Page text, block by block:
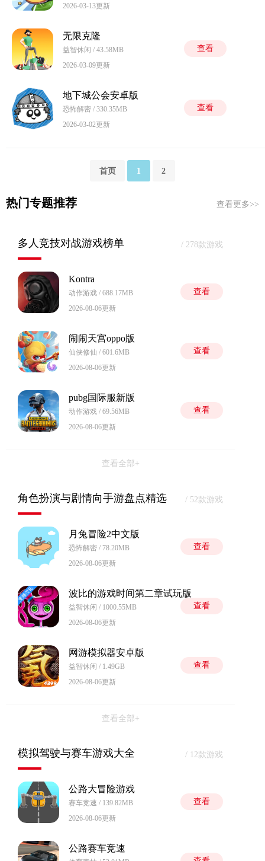
2026-03-13更新
无限克隆
益智休闲 / 43.58MB
2026-03-09更新
查看
地下城公会安卓版
恐怖解密 / 330.35MB
2026-03-02更新
查看
首页 1 2
热门专题推荐 查看更多>>
多人竞技对战游戏榜单 / 278款游戏
Kontra
动作游戏 / 688.17MB
2026-08-06更新
查看
闹闹天宫oppo版
仙侠修仙 / 601.6MB
2026-08-06更新
查看
pubg国际服新版
动作游戏 / 69.56MB
2026-08-06更新
查看
查看全部+
角色扮演与剧情向手游盘点精选 / 52款游戏
月兔冒险2中文版
恐怖解密 / 78.20MB
2026-08-06更新
查看
波比的游戏时间第二章试玩版
益智休闲 / 1000.55MB
2026-08-06更新
查看
网游模拟器安卓版
益智休闲 / 1.49GB
2026-08-06更新
查看
查看全部+
模拟驾驶与赛车游戏大全 / 12款游戏
公路大冒险游戏
赛车竞速 / 139.82MB
2026-08-06更新
查看
公路赛车竞速